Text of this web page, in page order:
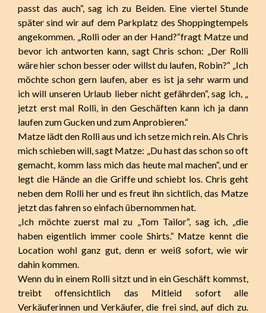
passt das auch“, sag ich zu Beiden. Eine viertel Stunde
später sind wir auf dem Parkplatz des Shoppingtempels
angekommen. „Rolli oder an der Hand?“fragt Matze und
bevor ich antworten kann, sagt Chris schon: „Der Rolli
wäre hier schon besser oder willst du laufen, Robin?“ „Ich
möchte schon gern laufen, aber es ist ja sehr warm und
ich will unseren Urlaub lieber nicht gefährden“, sag ich, „
jetzt erst mal Rolli, in den Geschäften kann ich ja dann
laufen zum Gucken und zum Anprobieren.“
Matze lädt den Rolli aus und ich setze mich rein. Als Chris
mich schieben will, sagt Matze: „Du hast das schon so oft
gemacht, komm lass mich das heute mal machen“, und er
legt die Hände an die Griffe und schiebt los. Chris geht
neben dem Rolli her und es freut ihn sichtlich, das Matze
jetzt das fahren so einfach übernommen hat.
„Ich möchte zuerst mal zu „Tom Tailor“, sag ich, „die
haben eigentlich immer coole Shirts.“ Matze kennt die
Location wohl ganz gut, denn er weiß sofort, wie wir
dahin kommen.
Wenn du in einem Rolli sitzt und in ein Geschäft kommst,
treibt offensichtlich das Mitleid sofort alle
Verkäuferinnen und Verkäufer, die frei sind, auf dich zu.